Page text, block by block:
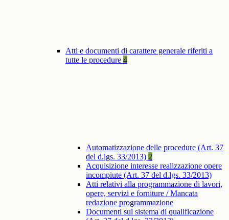
Atti e documenti di carattere generale riferiti a
tutte le procedure 4
Automatizzazione delle procedure (Art. 37
del d.lgs. 33/2013) 2
Acquisizione interesse realizzazione opere
incompiute (Art. 37 del d.lgs. 33/2013)
Atti relativi alla programmazione di lavori,
opere, servizi e forniture / Mancata
redazione programmazione
Documenti sul sistema di qualificazione